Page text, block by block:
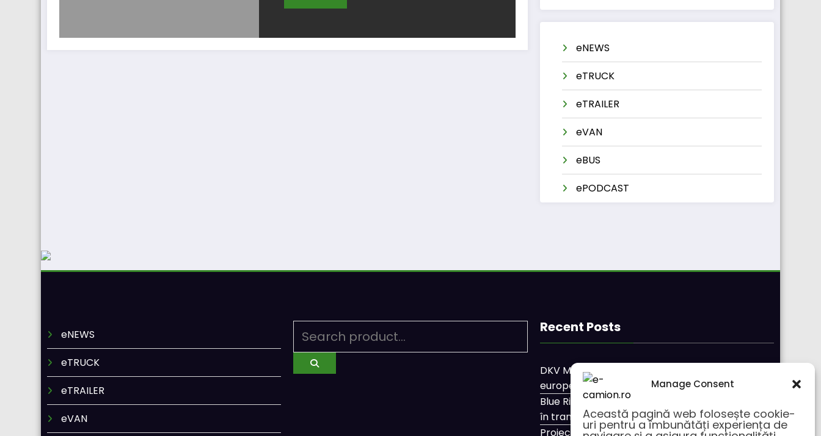
Manage Consent
Această pagină web folosește cookie-
uri pentru a îmbunătăți experiența de
eNEWS
eTRUCK
eTRAILER
eVAN
eBUS
ePODCAST
eNEWS
eTRUCK
eTRAILER
eVAN
Recent Posts
DKV Mobility și Shell își extind parteneriatul
european
Blue River: 26.123 km cu un camion 100% electric
în transport internațional
Proiectul Revoy prinde contur